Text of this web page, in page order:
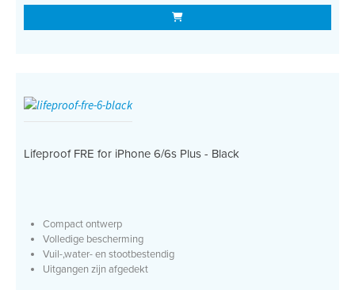
Lifeproof FRE for iPhone 6/6s Plus - Black
Compact ontwerp
Volledige bescherming
Vuil-,water- en stootbestendig
Uitgangen zijn afgedekt